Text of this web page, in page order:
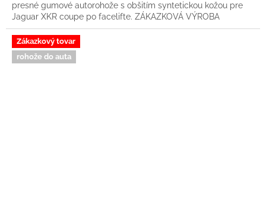
presné gumové autorohože s obšitím syntetickou kožou pre
Jaguar XKR coupe po facelifte. ZÁKAZKOVÁ VÝROBA
Zákazkový tovar
rohože do auta